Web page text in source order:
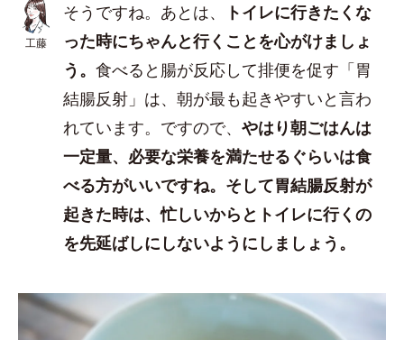
工藤
そうですね。あとは、
トイレに行きたくな
った時にちゃんと行くことを心がけましょ
う。 食べると腸が反応して排便を促す「胃
結腸反射」は、朝が最も起きやすいと言わ
れています。ですので、 やはり朝ごはんは
一定量、必要な栄養を満たせるぐらいは食
べる方がいいですね。そして胃結腸反射が
起きた時は、忙しいからとトイレに行くの
を先延ばしにしないようにしましょう。